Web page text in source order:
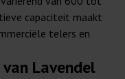
capaciteit maakt
telers en
Lavendel